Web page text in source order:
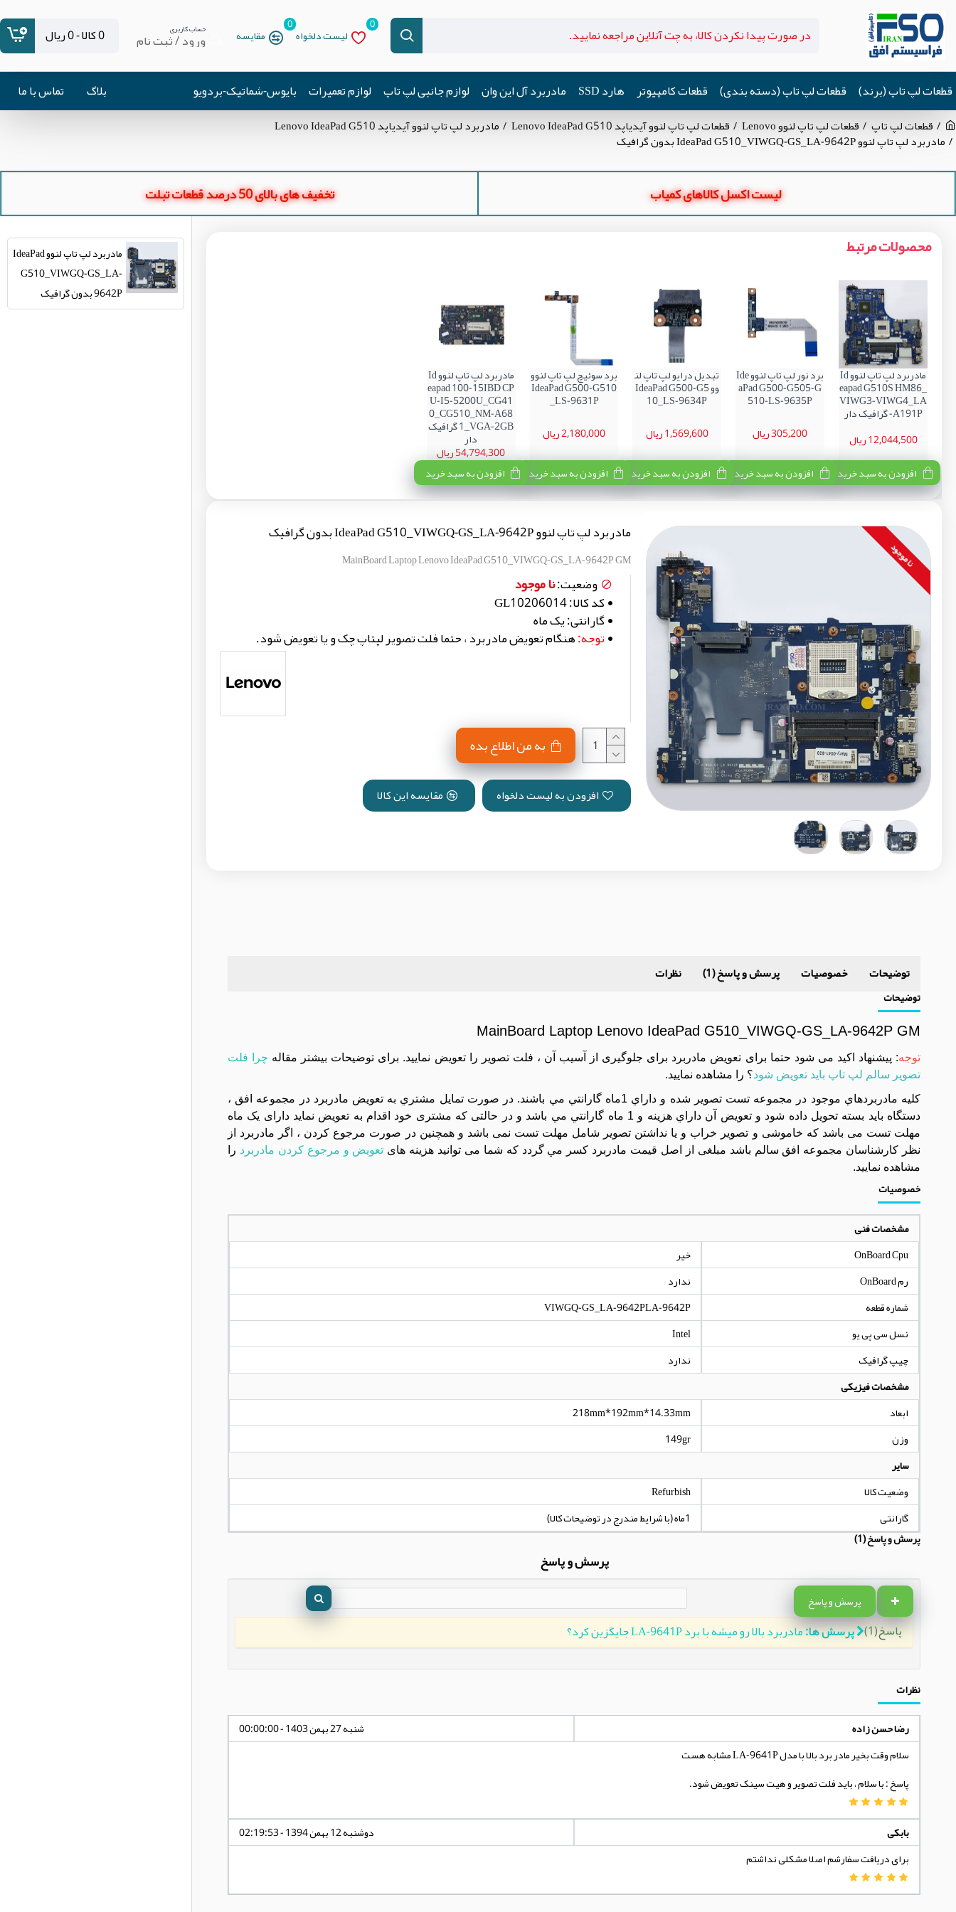
لیست دلخواه
0
مقایسه
0 حساب کاربری
ورود / ثبت نام 0 کالا - 0 ریال
قطعات لپ تاپ (برند) قطعات لپ تاپ (دسته بندی) قطعات کامپیوتر هارد SSD مادربرد آل این وان لوازم جانبی لپ تاپ لوازم تعمیرات بایوس-شماتیک-بردویو بلاگ تماس با ما
قطعات لپ تاپ قطعات لپ تاپ لنوو Lenovo قطعات لپ تاپ لنوو آیدیاپد Lenovo IdeaPad G510 مادربرد لپ تاپ لنوو آیدیاپد Lenovo IdeaPad G510
مادربرد لپ تاپ لنوو IdeaPad G510_VIWGQ-GS_LA-9642P بدون گرافیک
لیست اکسل کالاهای کمیاب تخفیف های بالای 50 درصد قطعات تبلت
محصولات مرتبط
مادربرد لپ تاپ لنوو Id
eapad G510S HM86_
VIWG3-VIWG4_LA
-A191P گرافیک دار
12,044,500 ریال
افزودن به سبد خرید
برد نور لپ تاپ لنوو Ide
aPad G500-G505-G
510-LS-9635P
305,200 ریال
افزودن به سبد خرید
تبدیل درایو لپ تاپ لن
وو IdeaPad G500-G5
10_LS-9634P
1,569,600 ریال
افزودن به سبد خرید
برد سوئیچ لپ تاپ لنوو
IdeaPad G500-G510
_LS-9631P
2,180,000 ریال
افزودن به سبد خرید
مادربرد لپ تاپ لنوو Id
eapad 100-15IBD CP
U-I5-5200U_CG41
0_CG510_NM-A68
1_VGA-2GB گرافیک
دار
54,794,300 ریال
افزودن به سبد خرید
نا موجود
مادربرد لپ تاپ لنوو IdeaPad G510_VIWGQ-GS_LA-9642P بدون گرافیک
MainBoard Laptop Lenovo IdeaPad G510_VIWGQ-GS_LA-9642P GM
وضعیت:نا موجود
کد کالا:GL10206014
گارانتی:یک ماه
توجه:هنگام تعویض مادربرد ، حتما فلت تصویر لپتاپ چک و یا تعویض شود.
به من اطلاع بده
افزودن به لیست دلخواه مقایسه این کالا
توضیحات خصوصیات پرسش و پاسخ (1) نظرات
توضیحات
MainBoard Laptop Lenovo IdeaPad G510_VIWGQ-GS_LA-9642P GM
توجه: پیشنهاد اکید می شود حتما برای تعویض مادربرد برای جلوگیری از آسیب آن ، فلت تصویر را تعویض نمایید. برای توضیحات بیشتر مقاله چرا فلت
تصویر سالم لپ تاپ باید تعویض شود؟ را مشاهده نمایید.
کليه مادربردهاي موجود در مجموعه تست تصوير شده و داراي 1ماه گارانتي مي باشند. در صورت تمايل مشتري به تعويض مادربرد در مجموعه افق ،
دستگاه بايد بسته تحويل داده شود و تعويض آن داراي هزينه و 1 ماه گارانتي مي باشد و در حالتی که مشتری خود اقدام به تعویض نماید دارای یک ماه
مهلت تست می باشد که خاموشی و تصویر خراب و یا نداشتن تصویر شامل مهلت تست نمی باشد و همچنین در صورت مرجوع کردن ، اگر مادربرد از
نظر کارشناسان مجموعه افق سالم باشد مبلغی از اصل قیمت مادربرد کسر مي گردد که شما می توانید هزینه های تعویض و مرجوع کردن مادربرد را
مشاهده نمایید.
خصوصیات
مشخصات فنی
OnBoard Cpu
خیر
رم OnBoard
ندارد
شماره قطعه
VIWGQ-GS_LA-9642PLA-9642P
نسل سی پی یو
Intel
چیپ گرافیک
ندارد
مشخصات فیزیکی
ابعاد
218mm*192mm*14.33mm
وزن
149gr
سایر
وضعیت کالا
Refurbish
گارانتی
1ماه (با شرایط مندرج در توضیحات کالا)
پرسش و پاسخ (1)
پرسش و پاسخ
پرسش و پاسخ
پرسش ها:مادربرد بالا رو میشه با برد LA-9641P جایگزین کرد؟ پاسخ(1)
نظرات
رضا حسن زاده
شنبه 27 بهمن 1403 - 00:00:00
سلام وقت بخیر مادر برد بالا با مدل LA-9641P مشابه هست
پاسخ : با سلام ، باید فلت تصویر و هیت سینک تعویض شود.
بابکی
دوشنبه 12 بهمن 1394 - 02:19:53
برای دریافت سفارشم اصلا مشکلی نداشتم
مادربرد لپ تاپ لنوو IdeaPad
G510_VIWGQ-GS_LA-
9642P بدون گرافیک